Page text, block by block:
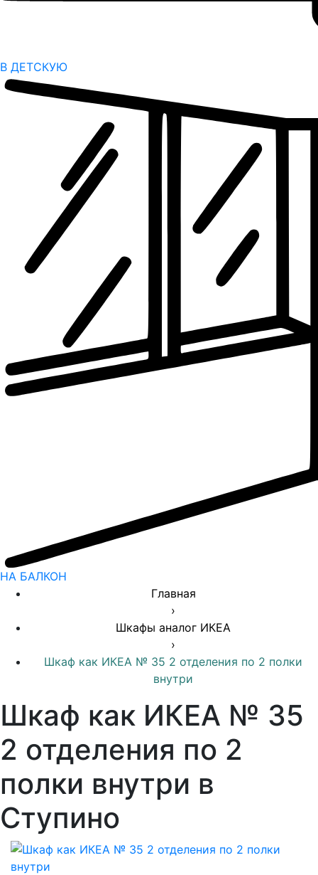
В ДЕТСКУЮ
НА БАЛКОН
Главная
›
Шкафы аналог ИКЕА
›
Шкаф как ИКЕА № 35 2 отделения по 2 полки
внутри
Шкаф как ИКЕА № 35
2 отделения по 2
полки внутри в
Ступино